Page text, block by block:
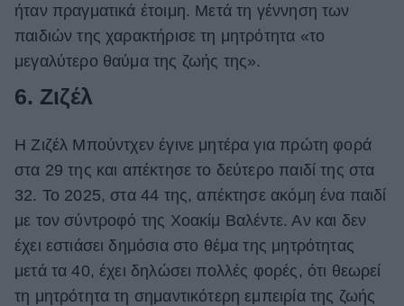
ήταν πραγματικά έτοιμη. Μετά τη γέννηση των
παιδιών της χαρακτήρισε τη μητρότητα «το
μεγαλύτερο θαύμα της ζωής της».
6. Ζιζέλ
Η Ζιζέλ Μπούντχεν έγινε μητέρα για πρώτη φορά
στα 29 της και απέκτησε το δεύτερο παιδί της στα
32. Το 2025, στα 44 της, απέκτησε ακόμη ένα παιδί
με τον σύντροφό της Χοακίμ Βαλέντε. Αν και δεν
έχει εστιάσει δημόσια στο θέμα της μητρότητας
μετά τα 40, έχει δηλώσει πολλές φορές, ότι θεωρεί
τη μητρότητα τη σημαντικότερη εμπειρία της ζωής